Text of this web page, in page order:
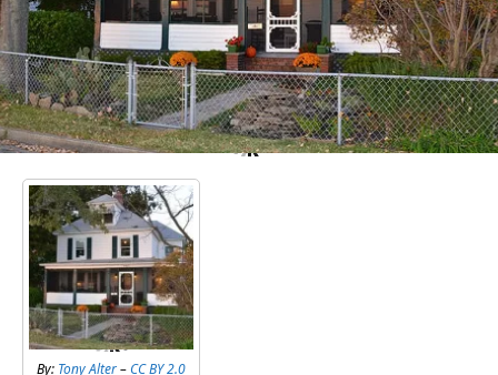
By: Tony Alter–CC BY 2.0